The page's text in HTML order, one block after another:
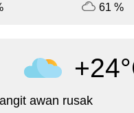
61 %
awan rusak